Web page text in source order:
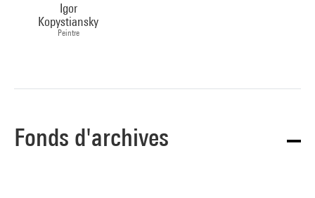
Igor
Kopystiansky
Peintre
Fonds d'archives